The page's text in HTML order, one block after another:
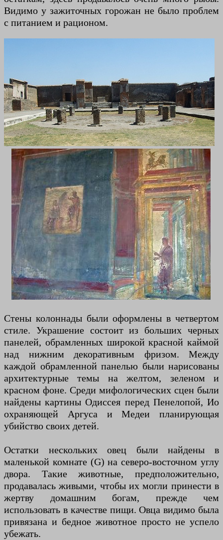
Видимо у зажиточных горожан не было проблем
с питанием и рационом.
Стены колоннады были оформлены в четвертом
стиле. Украшение состоит из больших черных
панелей, обрамленных широкой красной каймой
над нижним декоративным фризом. Между
каждой обрамленной панелью были нарисованы
архитектурные темы на желтом, зеленом и
красном фоне. Среди мифологических сцен были
найдены картины Одиссея перед Пенелопой, Ио
охраняющей Аргуса и Медеи планирующая
убийство своих детей.
Остатки нескольких овец были найдены в
маленькой комнате (G) на северо-восточном углу
двора. Такие животные, предположительно,
продавалась живыми, чтобы их могли принести в
жертву домашним богам, прежде чем
использовать в качестве пищи. Овца видимо была
привязана и бедное животное просто не успело
убежать.